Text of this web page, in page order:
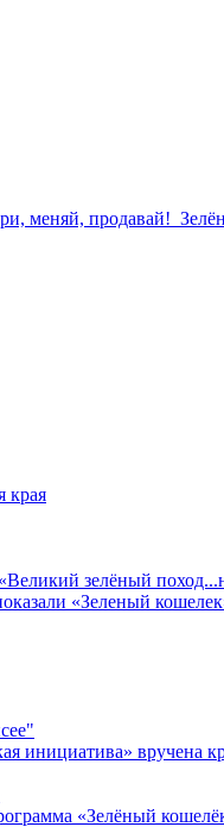
меняй, продавай!
края
зелёный
«Зеленый
инициатива» вручена
«Зелёный